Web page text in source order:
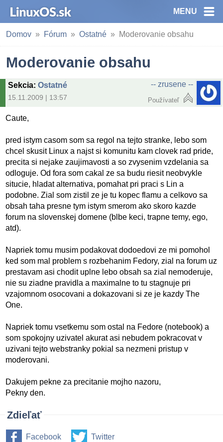
MENU
Domov Fórum Ostatné Moderovanie obsahu
Moderovanie obsahu
Sekcia: Ostatné
15.11.2009 | 13:57
-- zrusene --
Používateľ
Caute,
pred istym casom som sa regol na tejto stranke, lebo som
chcel skusit Linux a najst si komunitu kam clovek rad pride,
precita si nejake zaujimavosti a so zvysenim vzdelania sa
odloguje. Od fora som cakal ze sa budu riesit neobvykle
situcie, hladat alternativa, pomahat pri praci s Lin a
podobne. Zial som zistil ze je tu kopec flamu a celkovo sa
obsah taha presne tym istym smerom ako skoro kazde
forum na slovenskej domene (blbe keci, trapne temy, ego,
atd).
Napriek tomu musim podakovat dodoedovi ze mi pomohol
ked som mal problem s rozbehanim Fedory, zial na forum uz
prestavam asi chodit uplne lebo obsah sa zial nemoderuje,
nie su ziadne pravidla a maximalne to tu stagnuje pri
vzajomnom osocovani a dokazovani si ze je kazdy The
One.
Napriek tomu vsetkemu som ostal na Fedore (notebook) a
som spokojny uzivatel akurat asi nebudem pokracovat v
uzivani tejto webstranky pokial sa nezmeni pristup v
moderovani.
Dakujem pekne za precitanie mojho nazoru,
Pekny den.
Zdieľať
Facebook Twitter